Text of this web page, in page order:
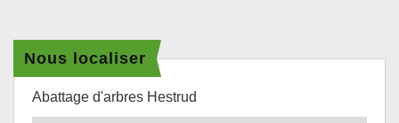
Nous localiser
Abattage d'arbres Hestrud